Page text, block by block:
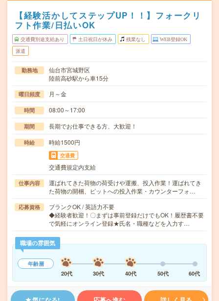
【経験活かしてステップUP！！】フォークリ
フト作業/日払いOK
交通費別途支給あり 土日祝日が休み 残業なし WEB登録OK
派遣
勤務地
仙台市宮城野区
陸前高砂駅から車15分
曜日頻度 月～金
時間 08:00～17:00
期間 長期でお仕事できる方、大歓迎！
時給 時給1500円
交通費
交通費規定内支給
仕事内容
運ばれてきた荷物の荷受けや運搬、投入作業！運ばれてき
た荷物の開梱、ピットへの投入作業・カウンターフォ…
応募資格
ブランクOK / 英語力不要
◆経験者歓迎！〇まずは事前登録だけでもOK！履歴書不要
で気軽にオンライン登録★氏名・職種などを入力す…
職場の雰囲気
年齢層
20代
30代 40代 50代 60代